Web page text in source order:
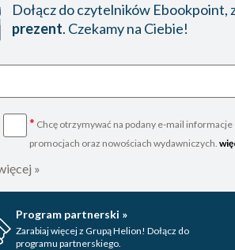
Dołącz do czytelników Ebookpoint,
prezent. Czekamy na Ciebie!
* Chcę otrzymywać na podany e-mail informacje
promocjach oraz nowościach wydawniczych.
»
Program partnerski »
Zarabiaj więcej z Grupą Helion! Dołącz do
programu partnerskiego.